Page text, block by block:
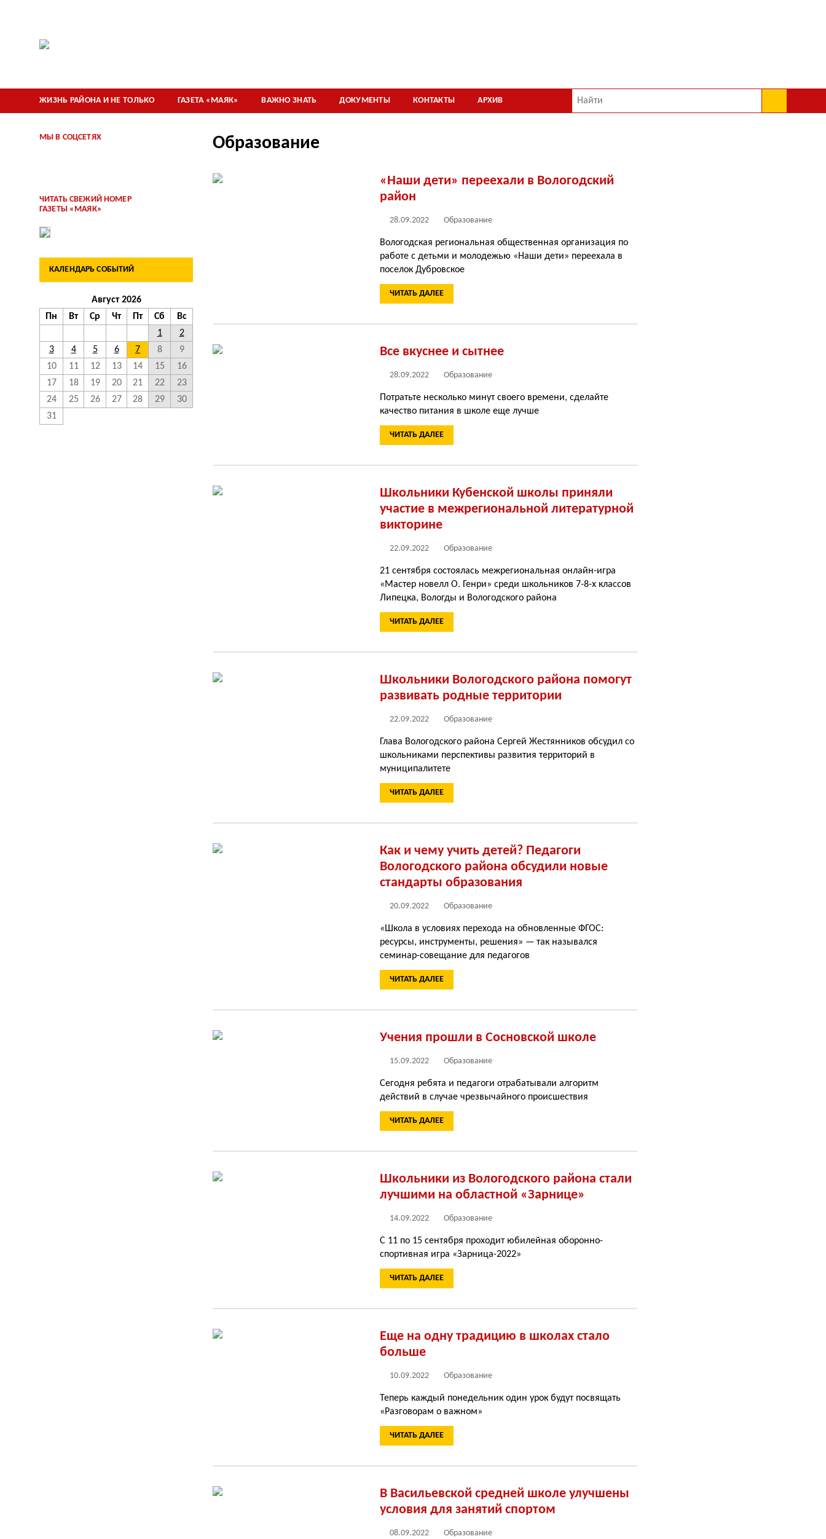
ЖИЗНЬ РАЙОНА И НЕ ТОЛЬКО ГАЗЕТА «МАЯК» ВАЖНО ЗНАТЬ ДОКУМЕНТЫ КОНТАКТЫ АРХИВ
Образование
«Наши дети» переехали в Вологодский
район
28.09.2022 Образование
Вологодская региональная общественная организация по
работе с детьми и молодежью «Наши дети» переехала в
поселок Дубровское
ЧИТАТЬ ДАЛЕЕ
Все вкуснее и сытнее
28.09.2022 Образование
Потратьте несколько минут своего времени, сделайте
качество питания в школе еще лучше
ЧИТАТЬ ДАЛЕЕ
Школьники Кубенской школы приняли
участие в межрегиональной литературной
викторине
22.09.2022 Образование
21 сентября состоялась межрегиональная онлайн-игра
«Мастер новелл О. Генри» среди школьников 7-8-х классов
Липецка, Вологды и Вологодского района
ЧИТАТЬ ДАЛЕЕ
Школьники Вологодского района помогут
развивать родные территории
22.09.2022 Образование
Глава Вологодского района Сергей Жестянников обсудил со
школьниками перспективы развития территорий в
муниципалитете
ЧИТАТЬ ДАЛЕЕ
Как и чему учить детей? Педагоги
Вологодского района обсудили новые
стандарты образования
20.09.2022 Образование
«Школа в условиях перехода на обновленные ФГОС:
ресурсы, инструменты, решения» — так назывался
семинар-совещание для педагогов
ЧИТАТЬ ДАЛЕЕ
Учения прошли в Сосновской школе
15.09.2022 Образование
Сегодня ребята и педагоги отрабатывали алгоритм
действий в случае чрезвычайного происшествия
ЧИТАТЬ ДАЛЕЕ
Школьники из Вологодского района стали
лучшими на областной «Зарнице»
14.09.2022 Образование
С 11 по 15 сентября проходит юбилейная оборонно-
спортивная игра «Зарница-2022»
ЧИТАТЬ ДАЛЕЕ
Еще на одну традицию в школах стало
больше
10.09.2022 Образование
Теперь каждый понедельник один урок будут посвящать
«Разговорам о важном»
ЧИТАТЬ ДАЛЕЕ
В Васильевской средней школе улучшены
условия для занятий спортом
08.09.2022 Образование
МЫ В СОЦСЕТЯХ
ЧИТАТЬ СВЕЖИЙ НОМЕР
ГАЗЕТЫ «МАЯК»
КАЛЕНДАРЬ СОБЫТИЙ
Август 2026
Пн
Вт Ср Чт Пт Сб
Вс
1
2
3
4 5 6 7 8
9
10
11 12 13 14 15
16
17
18 19 20 21 22
23
24
25 26 27 28 29
30
31